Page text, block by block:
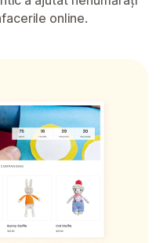
online.